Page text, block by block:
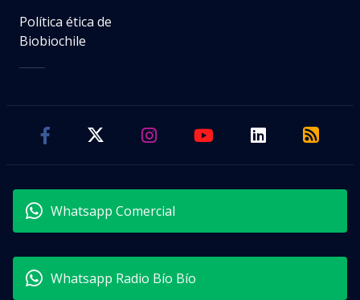
Política ética de
Biobiochile
Whatsapp Comercial
Whatsapp Radio Bío Bío